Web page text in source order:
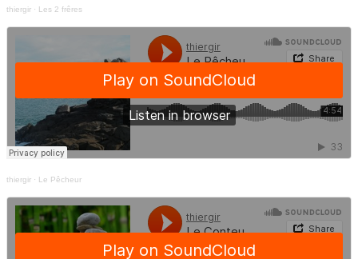
thiergir · Les 2 frêres
thiergir · Le Pêcheur